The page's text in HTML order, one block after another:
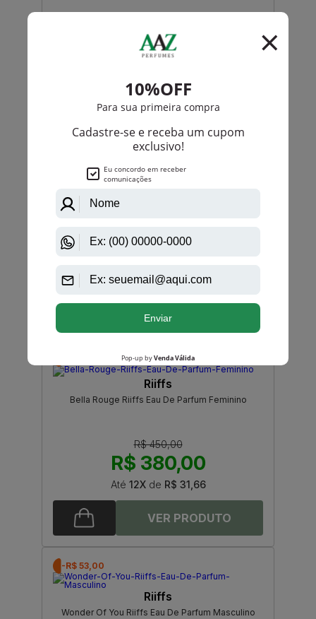
R$ 399,00
Riiffs
R$ 410,00
Até12XdeR$ 30,08
Riiffs
Bella Rouge Riiffs Eau De Parfum Feminino
R$ 450,00
R$ 380,00
Até 12Xde R$ 31,66
-R$ 53,00
Riiffs
Wonder Of You Riiffs Eau De Parfum Masculino